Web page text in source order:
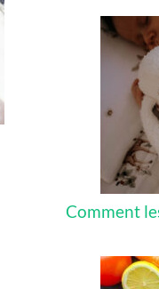
Comment